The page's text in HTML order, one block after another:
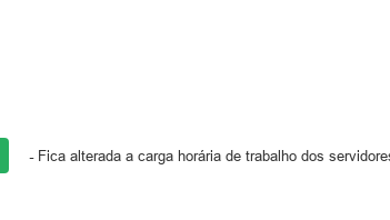
- Fica alterada a carga horária de trabalho dos